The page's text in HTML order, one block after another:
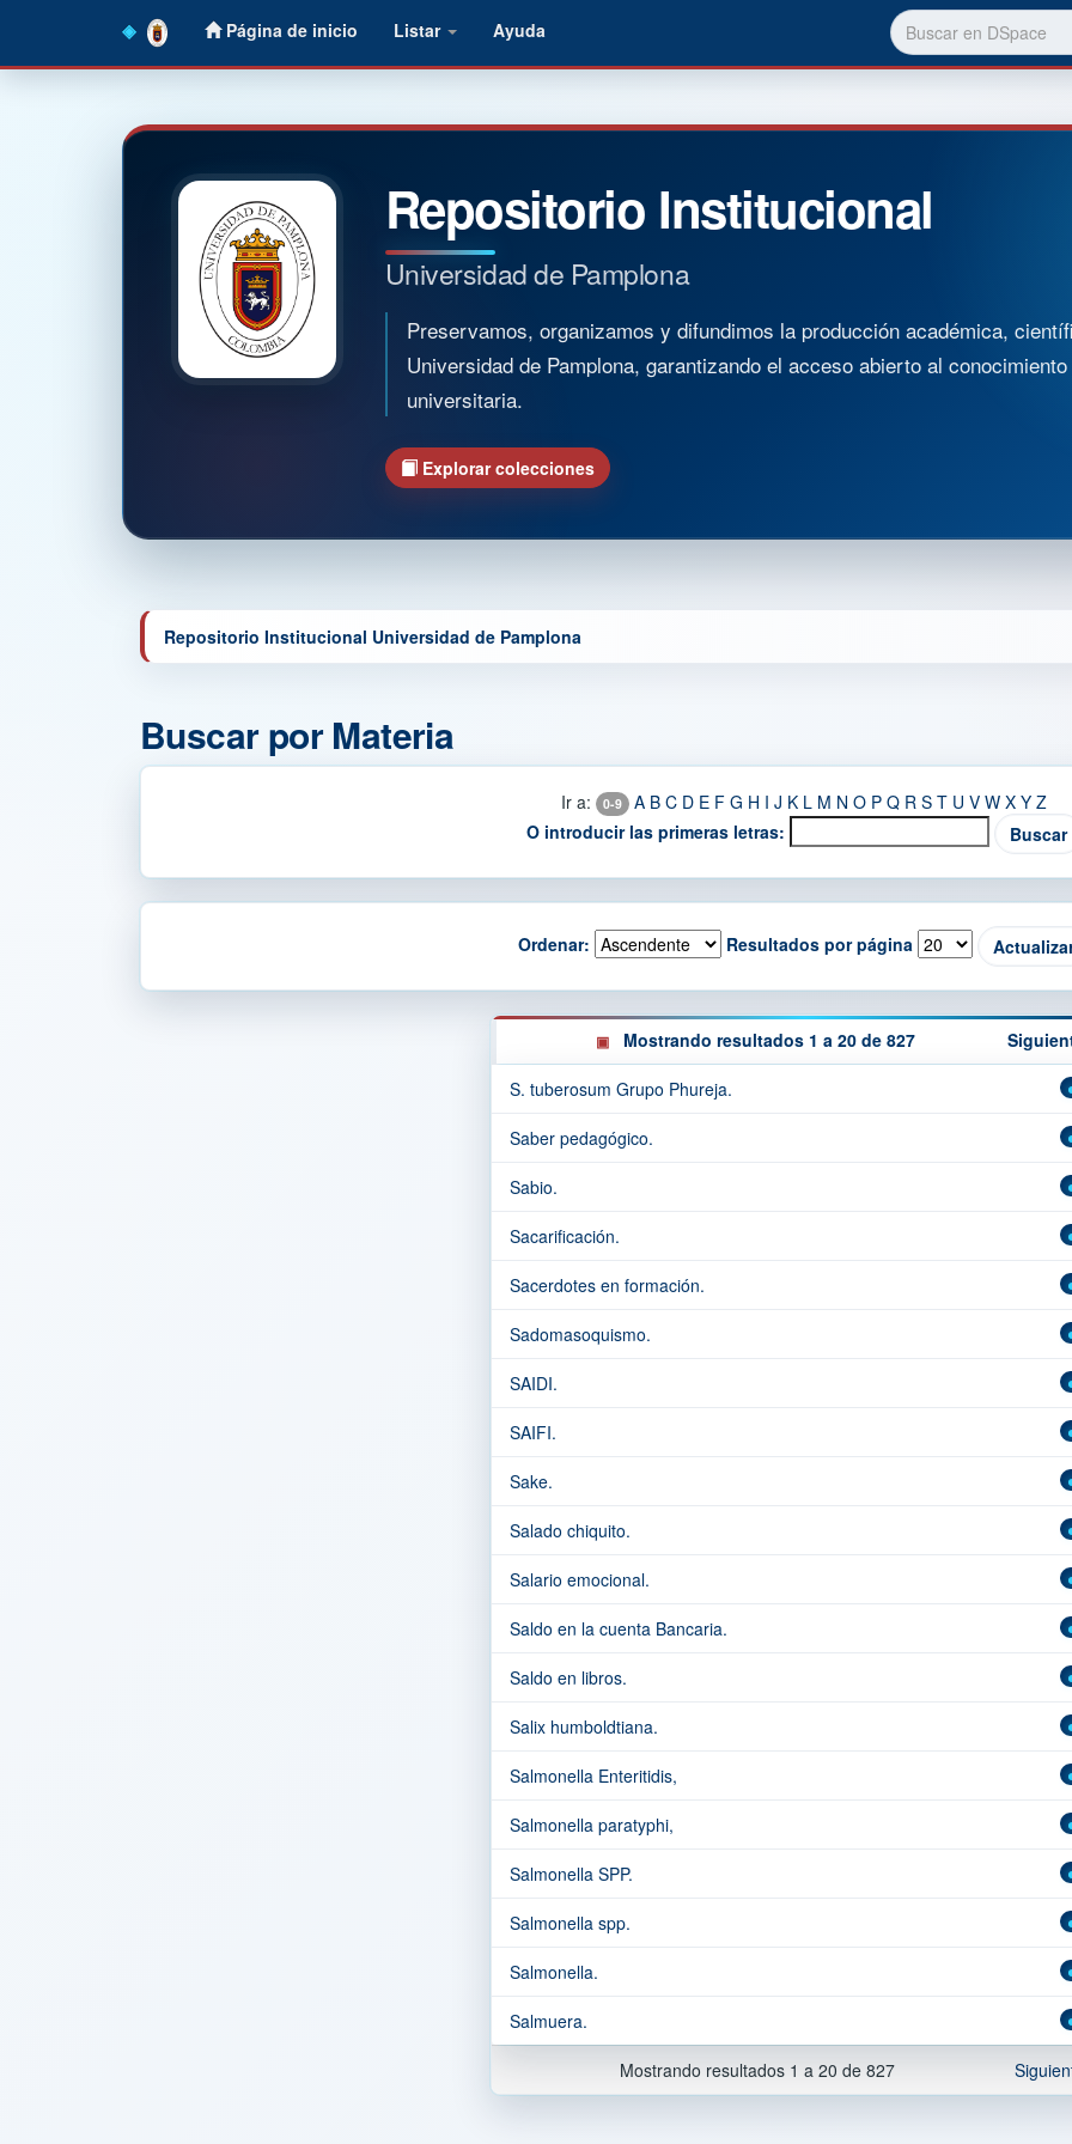
Página de inicio Listar Ayuda
Repositorio Institucional
Universidad de Pamplona
Preservamos, organizamos y difundimos la producción académica,
Universidad de Pamplona, garantizando el acceso abierto al
universitaria.
Explorar colecciones
Repositorio Institucional Universidad de Pamplona
Buscar por Materia
Ir a: 0-9 A B C D E F G H I J K L M N O P Q R S T U V W X Y Z
O introducir las primeras letras:
Ordenar: Resultados por página
Mostrando resultados 1 a 20 de 827
S. tuberosum Grupo Phureja.
Saber pedagógico.
Sabio.
Sacarificación.
Sacerdotes en formación.
Sadomasoquismo.
SAIDI.
SAIFI.
Sake.
Salado chiquito.
Salario emocional.
Saldo en la cuenta Bancaria.
Saldo en libros.
Salix humboldtiana.
Salmonella Enteritidis,
Salmonella paratyphi,
Salmonella SPP.
Salmonella spp.
Salmonella.
Salmuera.
Mostrando resultados 1 a 20 de 827